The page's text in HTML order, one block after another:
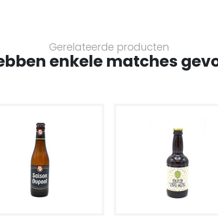
Gerelateerde producten
enkele matches